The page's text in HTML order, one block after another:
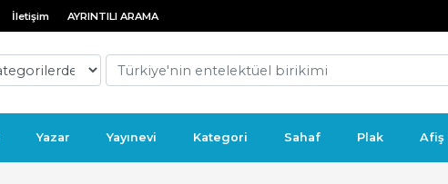
İletişim AYRINTILI ARAMA
Yazar Yayınevi Kategori Sahaf Plak Afiş